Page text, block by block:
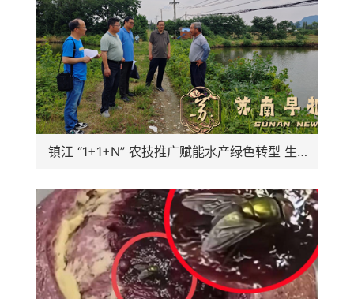
镇江 “1+1+N” 农技推广赋能水产绿色转型 生态养殖模式助农提质增效